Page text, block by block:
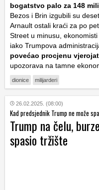
bogatstvo palo za 148
Bezos i Brin izgubili su
Arnault ostali kraći za po
Street u minusu,
iako Trumpova
povećao procjenu
upozorava na tamne
dionice milijarderi
26.02.2025. (08:00)
Kad predsjednik Trump ne može
Trump na čelu,
spasio tržište